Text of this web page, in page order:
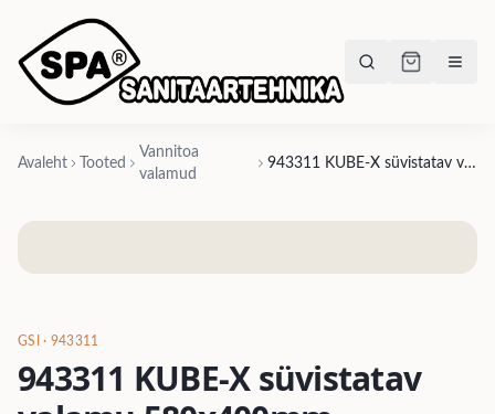
Avaleht Tooted
Vannitoa
valamud
943311 KUBE-X süvistatav valamu 580x400mm, Extraglaze glasuur- valge läikiv
GSI · 943311
943311 KUBE-X süvistatav